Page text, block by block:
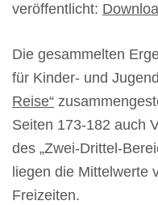
veröffentlicht:
Die gesammelten
für Kinder- und
Reise“
Seiten 173-182 auch
des „Zwei-Drittel-
liegen die Mittelwerte
Freizeiten.